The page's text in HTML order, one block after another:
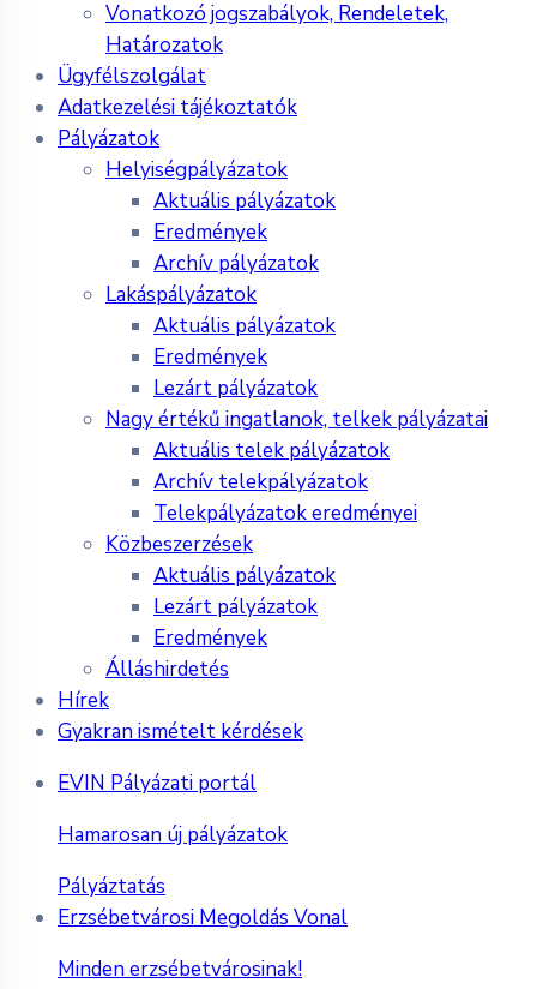
Vonatkozó jogszabályok, Rendeletek,
Határozatok
Ügyfélszolgálat
Adatkezelési tájékoztatók
Pályázatok
Helyiségpályázatok
Aktuális pályázatok
Eredmények
Archív pályázatok
Lakáspályázatok
Aktuális pályázatok
Eredmények
Lezárt pályázatok
Nagy értékű ingatlanok, telkek pályázatai
Aktuális telek pályázatok
Archív telekpályázatok
Telekpályázatok eredményei
Közbeszerzések
Aktuális pályázatok
Lezárt pályázatok
Eredmények
Álláshirdetés
Hírek
Gyakran ismételt kérdések
EVIN Pályázati portál
Hamarosan új pályázatok
Pályáztatás
Erzsébetvárosi Megoldás Vonal
Minden erzsébetvárosinak!